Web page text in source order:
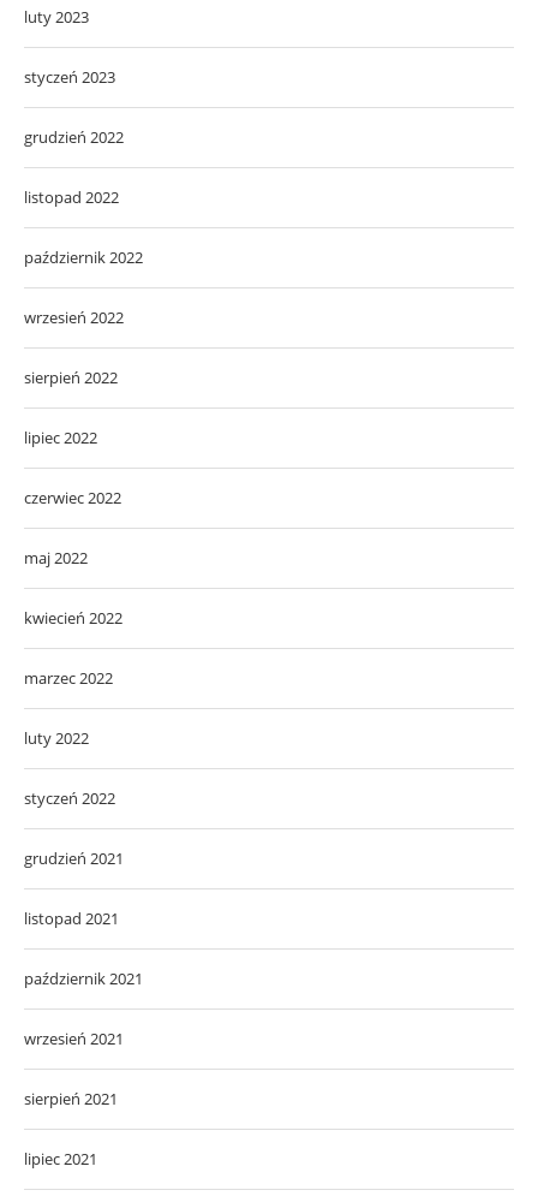
luty 2023
styczeń 2023
grudzień 2022
listopad 2022
październik 2022
wrzesień 2022
sierpień 2022
lipiec 2022
czerwiec 2022
maj 2022
kwiecień 2022
marzec 2022
luty 2022
styczeń 2022
grudzień 2021
listopad 2021
październik 2021
wrzesień 2021
sierpień 2021
lipiec 2021